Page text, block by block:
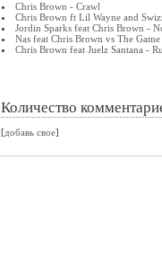
Chris Brown - Crawl
Chris Brown ft Lil Wayne and
Jordin Sparks feat Chris Brown -
Nas feat Chris Brown vs The
Chris Brown feat Juelz Santana -
Количество
[добавь свое]